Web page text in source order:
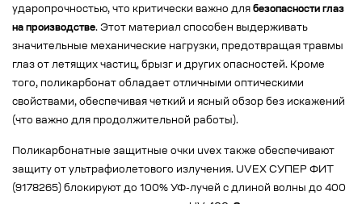
ударопрочностью, что критически важно для безопасности глаз
на производстве. Этот материал способен выдерживать
значительные механические нагрузки, предотвращая травмы
глаз от летящих частиц, брызг и других опасностей. Кроме
того, поликарбонат обладает отличными оптическими
свойствами, обеспечивая четкий и ясный обзор без искажений
(что важно для продолжительной работы).
Поликарбонатные защитные очки uvex также обеспечивают
защиту от ультрафиолетового излучения. UVEX СУПЕР ФИТ
(9178265) блокируют до 100% УФ-лучей с длиной волны до 400